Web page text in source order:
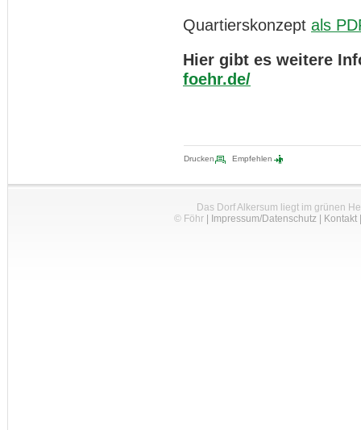
Quartierskonzept als
Hier gibt es weitere
foehr.de/
Drucken Empfehlen
Das Dorf Alkersum liegt im grünen
© Föhr| Impressum/Datenschutz| Kontakt